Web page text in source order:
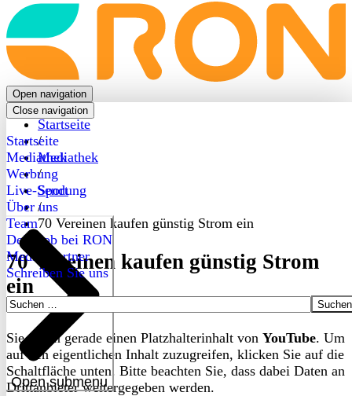
Back
to
frontpage
Open navigation
Close navigation
Startseite
Mediathek
Werbung
Live-Sendung
Über uns
Open submenu
Team
Dein Job bei RON
Medienpartner
Schreiben Sie uns
Suchen
Startseite
/
Mediathek
/
Sport
/
70 Vereinen kaufen günstig Strom ein
70 Vereinen kaufen günstig Strom
ein
Sie sehen gerade einen Platzhalterinhalt von YouTube. Um
auf den eigentlichen Inhalt zuzugreifen, klicken Sie auf die
Schaltfläche unten. Bitte beachten Sie, dass dabei Daten an
Drittanbieter weitergegeben werden.